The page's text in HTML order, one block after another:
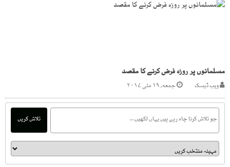
مسلمانوں پر روزہ فرض کرنے کا مقصد
ویب ڈیسک جمعه, ۱۹ مئی ۲۰۱۷
تلاش کریں